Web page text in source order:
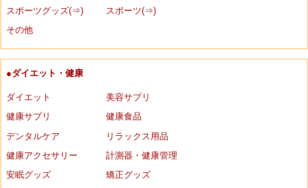
スポーツグッズ(⇒)
スポーツ(⇒)
その他
●ダイエット・健康
ダイエット
美容サプリ
健康サプリ
健康食品
デンタルケア
リラックス用品
健康アクセサリー
計測器・健康管理
安眠グッズ
矯正グッズ